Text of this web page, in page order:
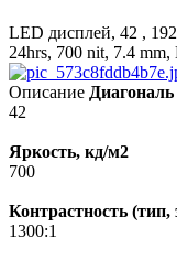
LED дисплей, 42 ,
24hrs, 700 nit, 7.4
Описание
42
Яркость, кд/м2
700
Контрастность (тип,
1300:1